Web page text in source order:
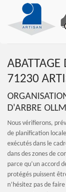
ABATTAGE
71230
D'ARBRE
Nous vérifierons,
de planification
exécutés dans le
dans des zones de
parce qu’un accord
protégés puissent
n’hésitez pas de